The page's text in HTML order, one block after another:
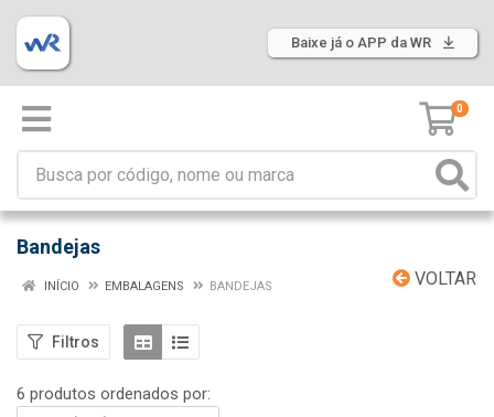
Baixe já o APP da WR
0
Bandejas
VOLTAR
INÍCIO EMBALAGENS BANDEJAS
Filtros
6 produtos ordenados por: